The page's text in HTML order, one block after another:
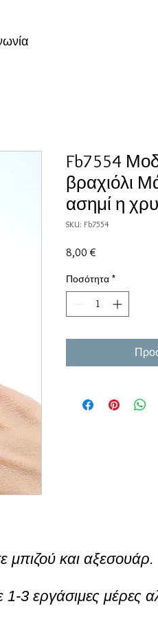
Fb7554
βραχιόλι
ασημί η
SKU: Fb7554
8,00 €
Ποσότητα *
και αξεσουάρ.
3 εργάσιμες μέρες